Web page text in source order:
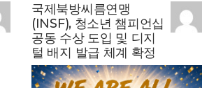
국제북방씨름연맹
(INSF), 청소년 챔피언십
공동 수상 도입 및 디지
털 배지 발급 체계 확정